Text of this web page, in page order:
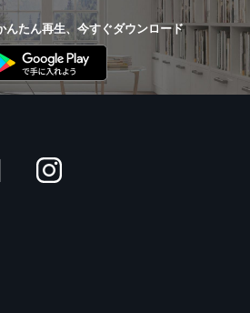
んたん再生、今すぐダウンロード